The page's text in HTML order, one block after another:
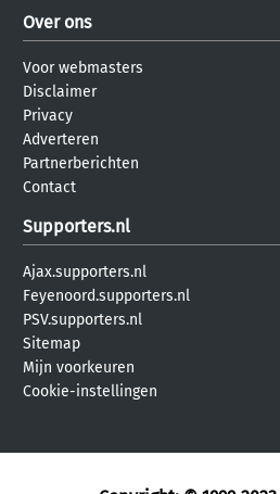
Over ons
Voor webmasters
Disclaimer
Privacy
Adverteren
Partnerberichten
Contact
Supporters.nl
Ajax.supporters.nl
Feyenoord.supporters.nl
PSV.supporters.nl
Sitemap
Mijn voorkeuren
Cookie-instellingen